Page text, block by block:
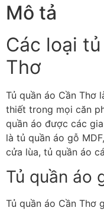
Mô tả
Các loại
Thơ
Tủ quần áo Cần Thơ
thiết trong mọi căn
quần áo được các
là tủ quần áo gỗ
cửa lùa, tủ quần áo
Tủ quần áo
Tủ quần áo Cần Thơ